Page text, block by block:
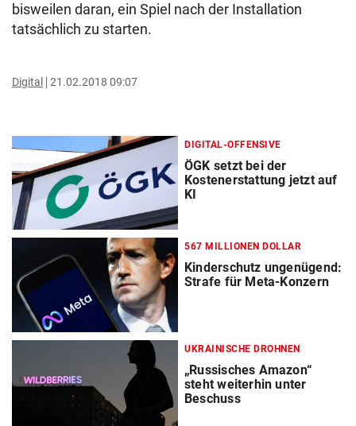
bisweilen daran, ein Spiel nach der Installation
tatsächlich zu starten.
Digital 21.02.2018 09:07
DIGITAL-OFFENSIVE
ÖGK setzt bei der
Kostenerstattung jetzt auf
KI
567 MILLIONEN DOLLAR
Kinderschutz ungenügend:
Strafe für Meta-Konzern
UKRAINISCHE DROHNEN
„Russisches Amazon“
steht weiterhin unter
Beschuss